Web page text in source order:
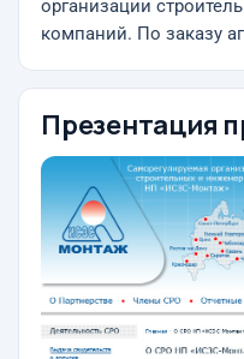
организации
компаний. По заказу
Презентация